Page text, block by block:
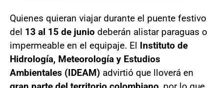
Quienes quieran viajar durante el puente festivo
del 13 al 15 de junio deberán alistar paraguas o
impermeable en el equipaje. El Instituto de
Hidrología, Meteorología y Estudios
Ambientales (IDEAM) advirtió que lloverá en